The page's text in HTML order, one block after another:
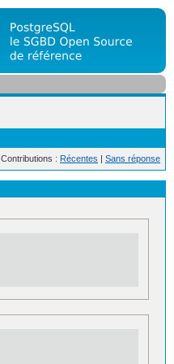
Contributions : Récentes | Sans réponse